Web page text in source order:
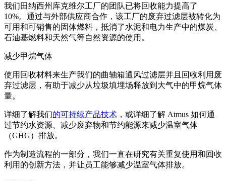
我们田纳西州库克维尔工厂的团队已将回收能力提高了
10%。通过与外部供应商合作，该工厂的废弃过滤层被转化为
可用和可销售的固体燃料，抵消了水泥和电力生产中的煤炭、
石油基燃料和天然气等自然资源的使用。
减少甲烷气体
使用回收材料来生产我们的曲轴箱通风过滤层并且回收利用废
弃过滤层，有助于减少从垃圾填埋场释放到大气中的甲烷气体
量。
详细了解我们的可持续产品技术 ，或详细了解 Atmus 如何通
过节约水资源、减少废弃物和节约能源来减少温室气体
（GHG）排放。
作为制造流程的一部分，我们一直在研究有关重复使用和回收
利用的创新方法，并让员工能够减少温室气体排放。